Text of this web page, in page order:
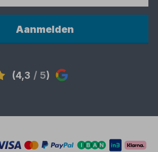
Aanmelden
(4,3 / 5)